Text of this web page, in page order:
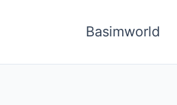
Basimworld